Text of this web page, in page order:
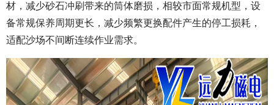
材，减少砂石冲刷带来的筒体磨损，相较市面常规机型，设
备常规保养周期更长，减少频繁更换配件产生的停工损耗，
适配沙场不间断连续作业需求。